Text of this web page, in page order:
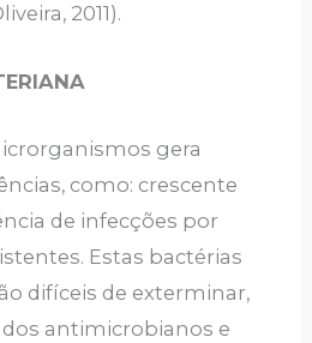
2011).
gera
como: crescente
de infecções por
Estas bactérias
difíceis de exterminar,
antimicrobianos e